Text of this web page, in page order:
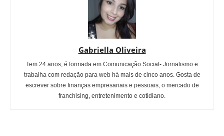
Gabriella Oliveira
Tem 24 anos, é formada em Comunicação Social- Jornalismo e
trabalha com redação para web há mais de cinco anos. Gosta de
escrever sobre finanças empresariais e pessoais, o mercado de
franchising, entretenimento e cotidiano.